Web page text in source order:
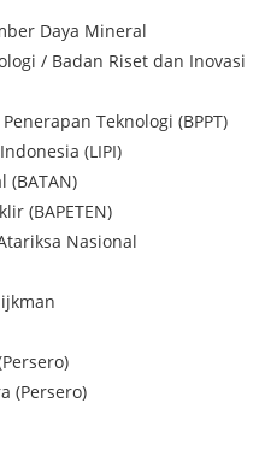
Daya Mineral
/ Badan Riset dan Inovasi
Teknologi (BPPT)
(LIPI)
(BATAN)
(BAPETEN)
Nasional
(Persero)